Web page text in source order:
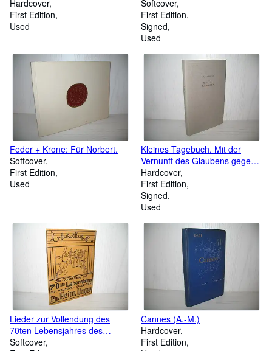
Hardcover
First Edition
Used
Lübbe-Taschenbuch: Band
17883;
Softcover
First Edition
Signed
Used
Feder + Krone: Für Norbert.
Softcover
First Edition
Used
Kleines Tagebuch. Mit der
Vernunft des Glaubens gegen
die Un-Vernunft des Un-
Glaubens;
Hardcover
First Edition
Signed
Used
Lieder zur Vollendung des
70ten Lebensjahres des
stellvertr. Gauleiters Pg,
Softcover
Cannes (A.-M.)
Hardcover
First Edition